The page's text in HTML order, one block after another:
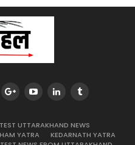
UTTARAKHAND NEWS
YATRA
KEDARNATH YATRA